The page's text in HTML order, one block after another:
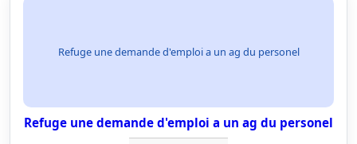
Refuge une demande d'emploi a un ag du personel
Refuge une demande d'emploi a un ag du personel